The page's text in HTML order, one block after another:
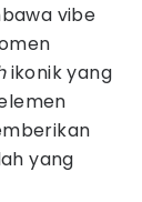
vibe
ikonik yang
yang